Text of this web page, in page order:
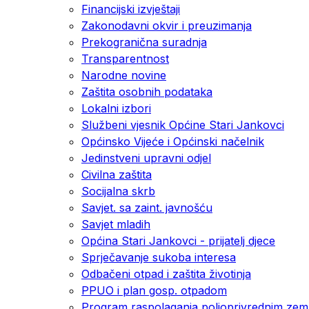
Financijski izvještaji
Zakonodavni okvir i preuzimanja
Prekogranična suradnja
Transparentnost
Narodne novine
Zaštita osobnih podataka
Lokalni izbori
Službeni vjesnik Općine Stari Jankovci
Općinsko Vijeće i Općinski načelnik
Jedinstveni upravni odjel
Civilna zaštita
Socijalna skrb
Savjet. sa zaint. javnošću
Savjet mladih
Općina Stari Jankovci - prijatelj djece
Sprječavanje sukoba interesa
Odbačeni otpad i zaštita životinja
PPUO i plan gosp. otpadom